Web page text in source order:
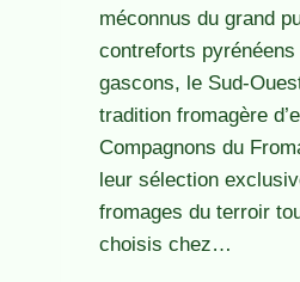
méconnus du grand
contreforts
gascons, le Sud-
tradition fromagère
Compagnons du
leur sélection
fromages du terroir
choisis chez…